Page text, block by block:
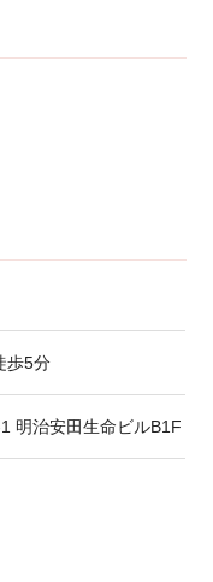
歩5分
明治安田生命ビルB1F